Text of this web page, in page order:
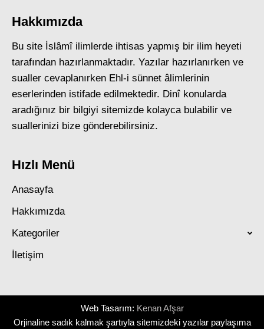
Hakkımızda
Bu site İslâmî ilimlerde ihtisas yapmış bir ilim heyeti
tarafından hazırlanmaktadır. Yazılar hazırlanırken ve
sualler cevaplanırken Ehl-i sünnet âlimlerinin
eserlerinden istifade edilmektedir. Dinî konularda
aradığınız bir bilgiyi sitemizde kolayca bulabilir ve
suallerinizi bize gönderebilirsiniz.
Hızlı Menü
Anasayfa
Hakkımızda
Kategoriler
İletişim
Web Tasarım: Kenan Afşar
Orjinaline sadık kalmak şartıyla sitemizdeki yazılar paylaşıma